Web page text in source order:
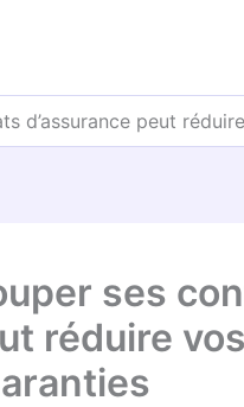
d’assurance peut
ses
réduire